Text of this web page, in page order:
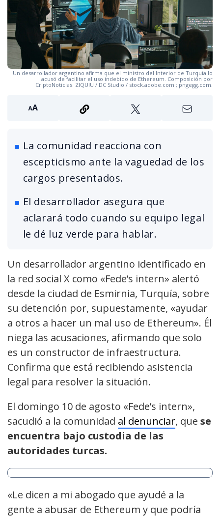
Un desarrollador argentino afirma que el ministro del Interior de Turquía lo
acusó de facilitar el uso indebido de Ethereum. Composición por
CriptoNoticias. ZIQUIU / DC Studio / stock.adobe.com ; pngegg.com.
La comunidad reacciona con
escepticismo ante la vaguedad de los
cargos presentados.
El desarrollador asegura que
aclarará todo cuando su equipo legal
le dé luz verde para hablar.
Un desarrollador argentino identificado en
la red social X como «Fede’s intern» alertó
desde la ciudad de Esmirnia, Turquía, sobre
su detención por, supuestamente, «ayudar
a otros a hacer un mal uso de Ethereum». Él
niega las acusaciones, afirmando que solo
es un constructor de infraestructura.
Confirma que está recibiendo asistencia
legal para resolver la situación.
El domingo 10 de agosto «Fede’s intern»,
sacudió a la comunidad al denunciar, que se
encuentra bajo custodia de las
autoridades turcas.
«Le dicen a mi abogado que ayudé a la
gente a abusar de Ethereum y que podría